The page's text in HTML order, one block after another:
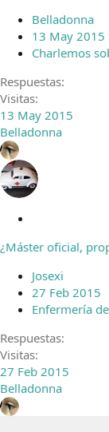
Belladonna
13 May 2015
Charlemos
Respuestas
Visitas
13 May 2015
Belladonna
r
a
d
o
¿Máster oficial,
Josexi
27 Feb 2015
Enfermería
Respuestas
Visitas
27 Feb 2015
Belladonna